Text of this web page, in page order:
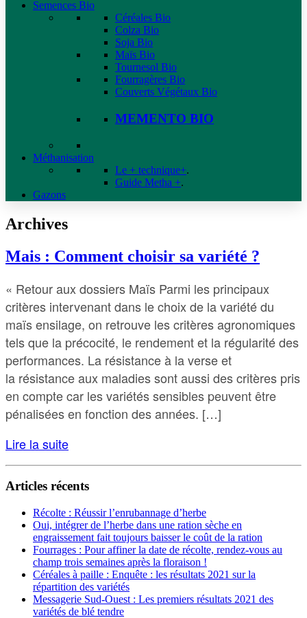
Semences Bio
Céréales Bio
Colza Bio
Soja Bio
Maïs Bio
Tournesol Bio
Fourragères Bio
Couverts Végétaux Bio
MEMENTO BIO
Méthanisation
Le + technique+.
Guide Metha +.
Gazons
Archives
Mais : Comment choisir sa variété ?
« Retour aux dossiers Maïs Parmi les principaux
critères intervenant dans le choix de la variété du
maïs ensilage, on retrouve les critères agronomiques
tels que la précocité, le rendement et la régularité des
performances. La résistance à la verse et
la résistance aux maladies sont aussi des critères pris
en compte car les variétés sensibles peuvent être
pénalisées en fonction des années. […]
Lire la suite
Articles récents
Récolte : Réussir l’enrubannage d’herbe
Oui, intégrer de l’herbe dans une ration sèche en
engraissement fait toujours baisser le coût de la ration
Fourrages : Pour affiner la date de récolte, rendez-vous au
champ trois semaines après la floraison !
Céréales à paille : Enquête : les résultats 2021 sur la
répartition des variétés
Messagerie Sud-Ouest : Les premiers résultats 2021 des
variétés de blé tendre